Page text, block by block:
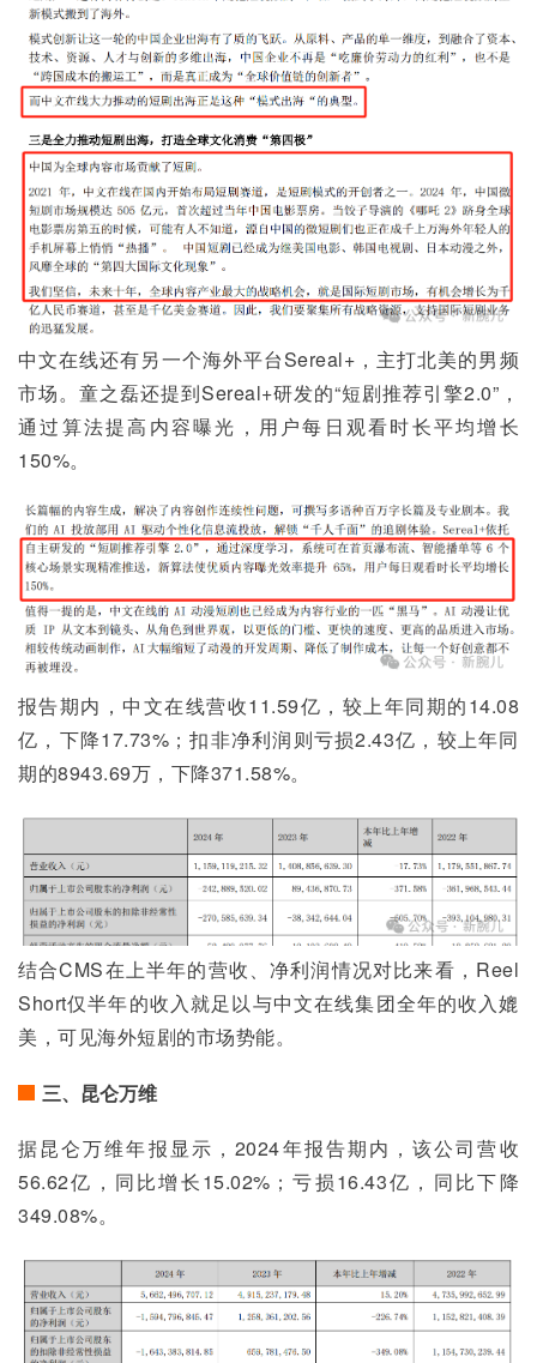
中文在线还有另一个海外平台Sereal+，主打北美的男频
市场。童之磊还提到Sereal+研发的“短剧推荐引擎2.0”，
通过算法提高内容曝光，用户每日观看时长平均增长
150%。
报告期内，中文在线营收11.59亿，较上年同期的14.08
亿，下降17.73%；扣非净利润则亏损2.43亿，较上年同
期的8943.69万，下降371.58%。
结合CMS在上半年的营收、净利润情况对比来看，Reel
Short仅半年的收入就足以与中文在线集团全年的收入媲
美，可见海外短剧的市场势能。
三、昆仑万维
据昆仑万维年报显示，2024年报告期内，该公司营收
56.62亿，同比增长15.02%；亏损16.43亿，同比下降
349.08%。